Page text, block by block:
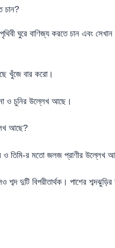
চান?
ঘুরে বাণিজ্য করতে চান এবং
খুঁজে বার করো।
ও চুনির উল্লেখ আছে।
আছে?
ও তিমি-র মতো জলজ প্রাণীর উল্লেখ
শব্দ দুটি বিপরীতার্থক। পাশের